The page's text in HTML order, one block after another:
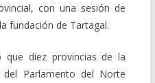
con una sesión de
fundación de Tartagal.
diez provincias de la
Parlamento del Norte